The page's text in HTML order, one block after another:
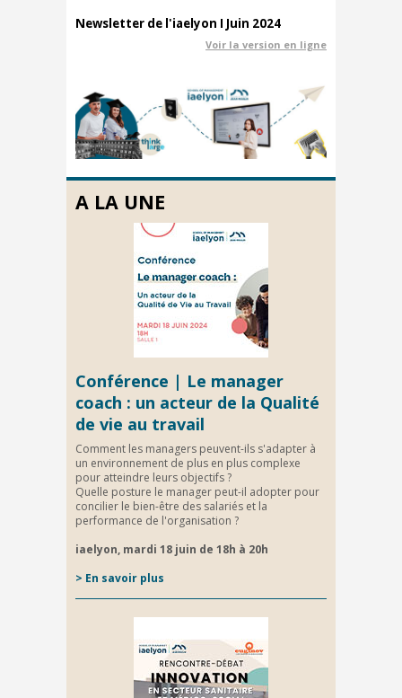
Newsletter de l'iaelyon I Juin 2024
Voir la version en ligne
A LA UNE
Conférence | Le manager
coach : un acteur de la Qualité
de vie au travail
Comment les managers peuvent-ils s'adapter à
un environnement de plus en plus complexe
pour atteindre leurs objectifs ?
Quelle posture le manager peut-il adopter pour
concilier le bien-être des salariés et la
performance de l'organisation ?
iaelyon, mardi 18 juin de 18h à 20h
> En savoir plus